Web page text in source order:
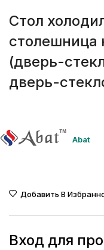
Стол
столешница
(дверь-
дверь-
Abat
Добавить В
Вход для